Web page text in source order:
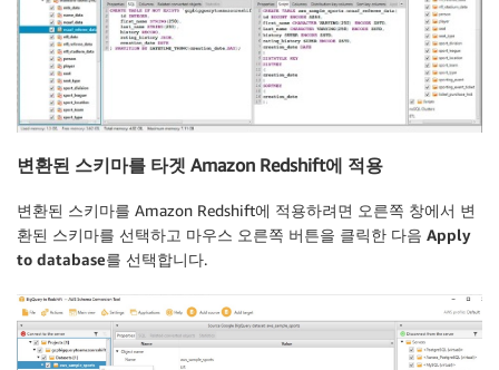
변환된 스키마를 타겟 Amazon Redshift에 적용
변환된 스키마를 Amazon Redshift에 적용하려면 오른쪽 창에서 변
환된 스키마를 선택하고 마우스 오른쪽 버튼을 클릭한 다음 Apply
to database를 선택합니다.